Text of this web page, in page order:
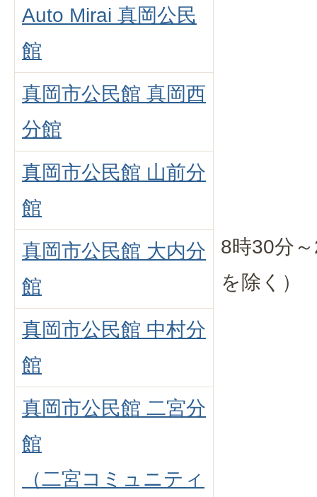
Auto Mirai 真岡公民
館
8時30分
を除く）
真岡市公民館 真岡西
分館
真岡市公民館 山前分
館
真岡市公民館 大内分
館
真岡市公民館 中村分
館
真岡市公民館 二宮分
館
（二宮コミュニティ